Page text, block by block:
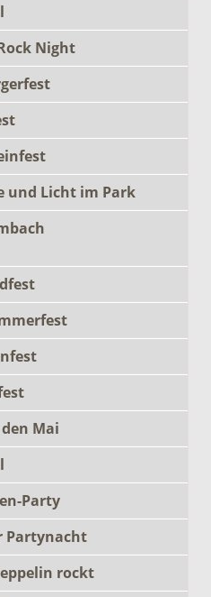
Night
und Licht im Park
Mai
Party
Partynacht
rockt